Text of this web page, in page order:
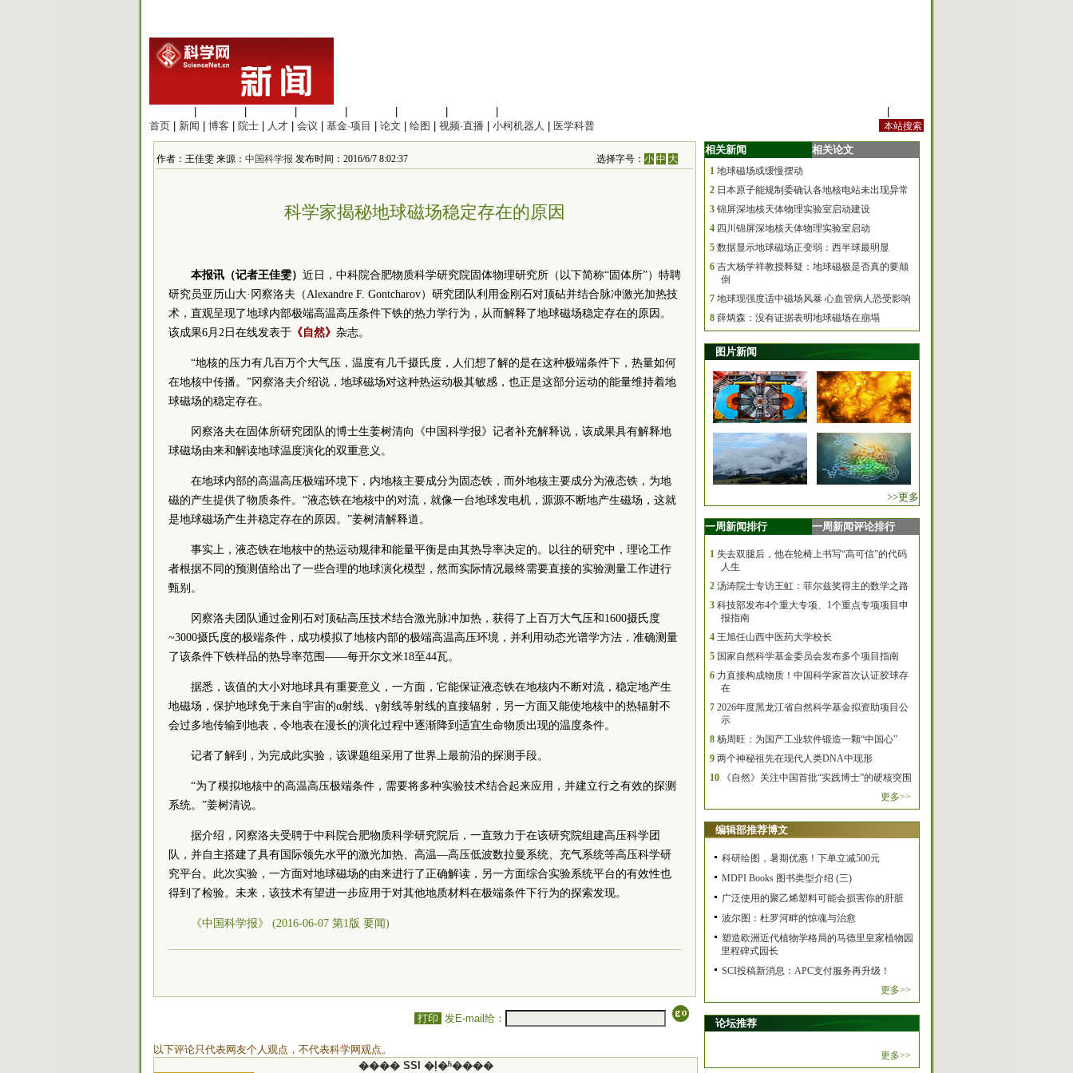
首页
新闻 博客 院士 人才 会议 基金·项目 论文 绘图 视频·直播 小柯机器人 医学科普
作者：王佳雯 来源： 中国科学报 发布时间：2016/6/7 8:02:37 选择字号：小 中 大
科学家揭秘地球磁场稳定存在的原因
本报讯（记者王佳雯） 近日，中科院合肥物质科学研究院固体物理研究所（以下简称“固体所”）特聘
研究员亚历山大·冈察洛夫（Alexandre F. Gontcharov）研究团队利用金刚石对顶砧并结合脉冲激光加热技
术，直观呈现了地球内部极端高温高压条件下铁的热力学行为，从而解释了地球磁场稳定存在的原因。
该成果6月2日在线发表于 《自然》 杂志。
“地核的压力有几百万个大气压，温度有几千摄氏度，人们想了解的是在这种极端条件下，热量如何
在地核中传播。”冈察洛夫介绍说，地球磁场对这种热运动极其敏感，也正是这部分运动的能量维持着地
球磁场的稳定存在。
冈察洛夫在固体所研究团队的博士生姜树清向《中国科学报》记者补充解释说，该成果具有解释地
球磁场由来和解读地球温度演化的双重意义。
在地球内部的高温高压极端环境下，内地核主要成分为固态铁，而外地核主要成分为液态铁，为地
磁的产生提供了物质条件。“液态铁在地核中的对流，就像一台地球发电机，源源不断地产生磁场，这就
是地球磁场产生并稳定存在的原因。”姜树清解释道。
事实上，液态铁在地核中的热运动规律和能量平衡是由其热导率决定的。以往的研究中，理论工作
者根据不同的预测值给出了一些合理的地球演化模型，然而实际情况最终需要直接的实验测量工作进行
甄别。
冈察洛夫团队通过金刚石对顶砧高压技术结合激光脉冲加热，获得了上百万大气压和1600摄氏度
~3000摄氏度的极端条件，成功模拟了地核内部的极端高温高压环境，并利用动态光谱学方法，准确测量
了该条件下铁样品的热导率范围——每开尔文米18至44瓦。
据悉，该值的大小对地球具有重要意义，一方面，它能保证液态铁在地核内不断对流，稳定地产生
地磁场，保护地球免于来自宇宙的α射线、γ射线等射线的直接辐射，另一方面又能使地核中的热辐射不
会过多地传输到地表，令地表在漫长的演化过程中逐渐降到适宜生命物质出现的温度条件。
记者了解到，为完成此实验，该课题组采用了世界上最前沿的探测手段。
“为了模拟地核中的高温高压极端条件，需要将多种实验技术结合起来应用，并建立行之有效的探测
系统。”姜树清说。
据介绍，冈察洛夫受聘于中科院合肥物质科学研究院后，一直致力于在该研究院组建高压科学团
队，并自主搭建了具有国际领先水平的激光加热、高温—高压低波数拉曼系统、充气系统等高压科学研
究平台。此次实验，一方面对地球磁场的由来进行了正确解读，另一方面综合实验系统平台的有效性也
得到了检验。未来，该技术有望进一步应用于对其他地质材料在极端条件下行为的探索发现。
《中国科学报》 (2016-06-07 第1版 要闻)
打印 发E-mail给：
以下评论只代表网友个人观点，不代表科学网观点。
���� SSI �ļ�ʱ����
相关新闻 相关论文
1 地球磁场或缓慢摆动
2 日本原子能规制委确认各地核电站未出现异常
3 锦屏深地核天体物理实验室启动建设
4 四川锦屏深地核天体物理实验室启动
5 数据显示地球磁场正变弱：西半球最明显
6 吉大杨学祥教授释疑：地球磁极是否真的要颠
倒
7 地球现强度适中磁场风暴 心血管病人恐受影响
8 薛炳森：没有证据表明地球磁场在崩塌
图片新闻
>>更多
一周新闻排行 一周新闻评论排行
1 失去双腿后，他在轮椅上书写“高可信”的代码
人生
2 汤涛院士专访王虹：菲尔兹奖得主的数学之路
3 科技部发布4个重大专项、1个重点专项项目申
报指南
4 王旭任山西中医药大学校长
5 国家自然科学基金委员会发布多个项目指南
6 力直接构成物质！中国科学家首次认证胶球存
在
7 2026年度黑龙江省自然科学基金拟资助项目公
示
8 杨周旺：为国产工业软件锻造一颗“中国心”
9 两个神秘祖先在现代人类DNA中现形
10
《自然》关注中国首批“实践博士”的硬核突围
更多>>
编辑部推荐博文
科研绘图，暑期优惠！下单立减500元
MDPI Books 图书类型介绍 (三)
广泛使用的聚乙烯塑料可能会损害你的肝脏
波尔图：杜罗河畔的惊魂与治愈
塑造欧洲近代植物学格局的马德里皇家植物园
里程碑式园长
SCI投稿新消息：APC支付服务再升级！
更多>>
论坛推荐
更多>>